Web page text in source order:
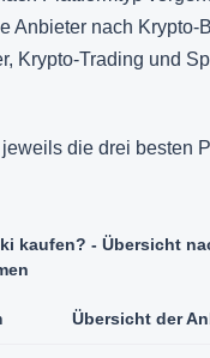
Anbieter nach Krypto-
Krypto-Trading und
die drei besten
kaufen? - Übersicht
Übersicht der